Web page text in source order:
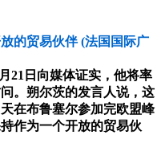
的贸易伙伴 (法国国际广
21日向媒体证实，他将率
。朔尔茨的发言人说，这
在布鲁塞尔参加完欧盟峰
作为一个开放的贸易伙